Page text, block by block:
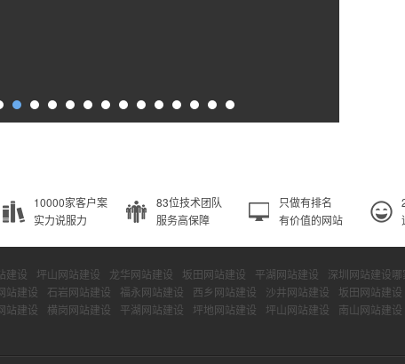
10000家客户案
实力说服力
83位技术团队
服务高保障
只做有排名
有价值的网站
建设 坪山网站建设 龙华网站建设 坂田网站建设 平湖网站建设
深圳网站建设哪
站建设 石岩网站建设 福永网站建设 西乡网站建设 沙井网站建设 坂田网站建设
站建设 横岗网站建设 平湖网站建设 坪地网站建设 坪山网站建设 南山网站建设